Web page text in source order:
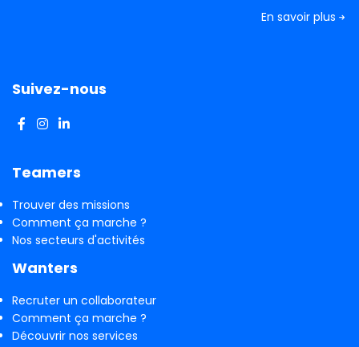
En savoir plus
Suivez-nous
Teamers
Trouver des missions
Comment ça marche ?
Nos secteurs d'activités
Wanters
Recruter un collaborateur
Comment ça marche ?
Découvrir nos services